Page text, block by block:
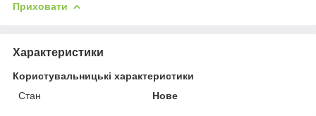
Приховати
Характеристики
Користувальницькі характеристики
Стан
Нове